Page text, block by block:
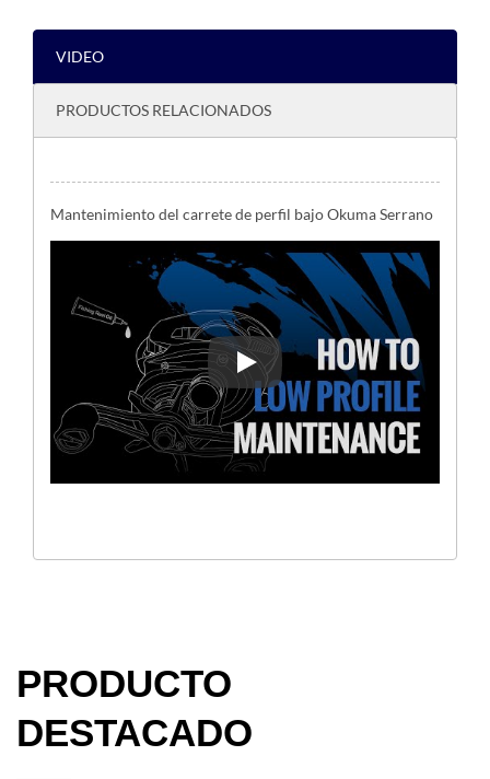
VIDEO
PRODUCTOS RELACIONADOS
Mantenimiento del carrete de perfil bajo Okuma Serrano
Mantenimiento del carrete de
PRODUCTO
DESTACADO